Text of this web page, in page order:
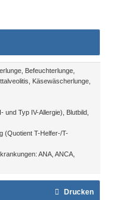
Befeuchterlunge,
Käsewäscherlunge,
und Typ IV-Allergie), Blutbild,
(Quotient T-Helfer-/T-
ANA, ANCA,
Drucken